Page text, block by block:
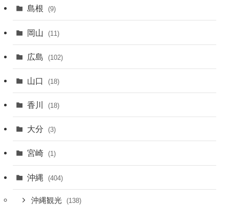
島根 (9)
岡山 (11)
広島 (102)
山口 (18)
香川 (18)
大分 (3)
宮崎 (1)
沖縄 (404)
沖縄観光 (138)